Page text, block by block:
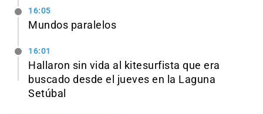
16:05
Mundos paralelos
16:01
Hallaron sin vida al kitesurfista que era
buscado desde el jueves en la Laguna
Setúbal